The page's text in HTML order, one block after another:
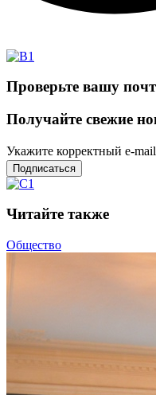
Проверьте вашу
Получайте свежие
Укажите корректный e-mail
Подписаться
Читайте также
Общество